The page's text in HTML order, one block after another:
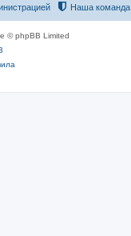
Наша команда
© phpBB Limited